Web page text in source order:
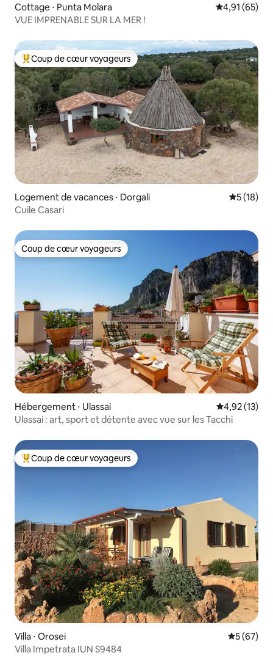
Cottage ⋅ Punta Molara Évaluation
4,91 (65)
VUE IMPRENABLE SUR LA MER !
Coups de cœur voyageurs les plus appréciés
Coup de cœur voyageurs
Logement de vacances ⋅ Dorgali
5 (18)
Cuile Casari
Coup de cœur voyageurs
Coup de cœur voyageurs
Hébergement ⋅ Ulassai Évaluation
4,92 (13)
Ulassai : art, sport et détente avec vue sur les Tacchi
Coups de cœur voyageurs les plus appréciés
Coup de cœur voyageurs
Villa ⋅ Orosei
5 (67)
Villa Impetrata IUN S9484